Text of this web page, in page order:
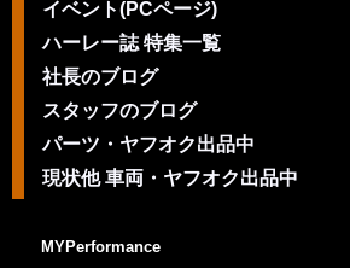
イベント(PCページ)
ハーレー誌 特集一覧
社長のブログ
スタッフのブログ
パーツ・ヤフオク出品中
現状他 車両・ヤフオク出品中
MYPerformance